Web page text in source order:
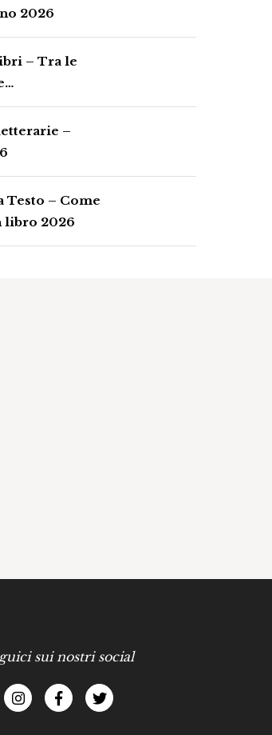
2026
– Tra le
–
Testo – Come
libro 2026
sui nostri social